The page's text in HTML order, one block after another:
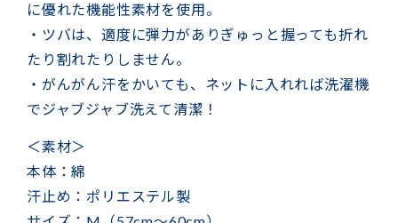
に優れた機能性素材を使用。
・ツバは、適度に弾力がありぎゅっと握っても折れ
たり割れたりしません。
・がんがん汗をかいても、ネットに入れれば洗濯機
でジャブジャブ洗えて清潔！
＜素材＞
本体：綿
汗止め：ポリエステル製